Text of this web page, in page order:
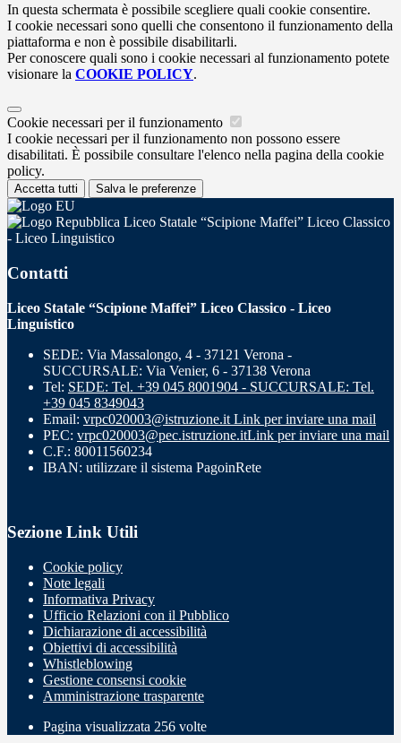
In questa schermata è possibile scegliere quali cookie consentire.
I cookie necessari sono quelli che consentono il funzionamento della
piattaforma e non è possibile disabilitarli.
Per conoscere quali sono i cookie necessari al funzionamento potete
visionare la COOKIE POLICY.
Cookie necessari per il funzionamento
I cookie necessari per il funzionamento non possono essere
disabilitati. È possibile consultare l'elenco nella pagina della cookie
policy.
Accetta tutti Salva le preferenze
Liceo Statale “Scipione Maffei” Liceo Classico
- Liceo Linguistico
Contatti
Liceo Statale “Scipione Maffei” Liceo Classico - Liceo
Linguistico
SEDE: Via Massalongo, 4 - 37121 Verona -
SUCCURSALE: Via Venier, 6 - 37138 Verona
Tel: SEDE: Tel. +39 045 8001904 - SUCCURSALE: Tel.
+39 045 8349043
Email: vrpc020003@istruzione.it Link per inviare una mail
PEC: vrpc020003@pec.istruzione.itLink per inviare una mail
C.F.: 80011560234
IBAN: utilizzare il sistema PagoinRete
Sezione Link Utili
Cookie policy
Note legali
Informativa Privacy
Ufficio Relazioni con il Pubblico
Dichiarazione di accessibilità
Obiettivi di accessibilità
Whistleblowing
Gestione consensi cookie
Amministrazione trasparente
Pagina visualizzata 256 volte